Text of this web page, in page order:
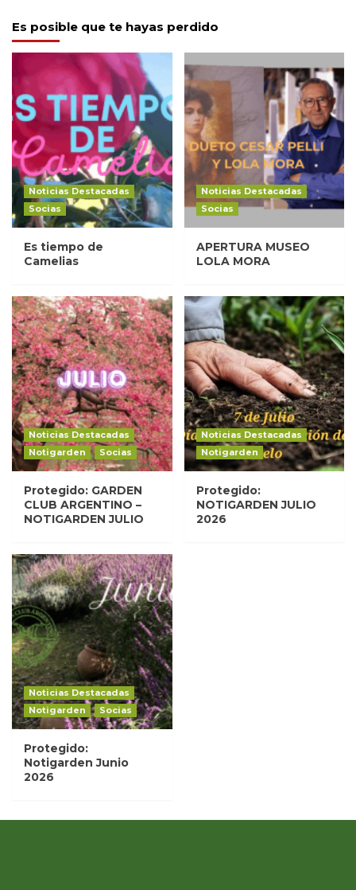
entradas
Es posible que te hayas perdido
Noticias Destacadas
Socias
Es tiempo de
Camelias
Noticias Destacadas
Socias
APERTURA MUSEO
LOLA MORA
Noticias Destacadas
Notigarden
Socias
Protegido: GARDEN
CLUB ARGENTINO –
NOTIGARDEN JULIO
Noticias Destacadas
Notigarden
Protegido:
NOTIGARDEN JULIO
2026
Noticias Destacadas
Notigarden
Socias
Protegido:
Notigarden Junio
2026